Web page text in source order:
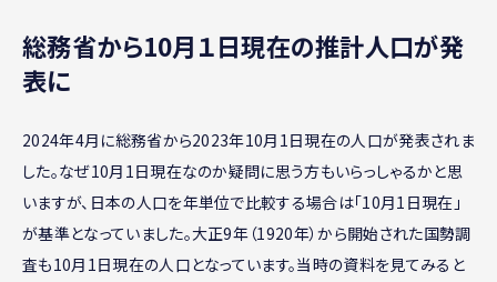
総務省から10月１日現在の推計人口が発
表に
2024年4月に総務省から2023年10月1日現在の人口が発表されま
した。なぜ10月1日現在なのか疑問に思う方もいらっしゃるかと思
いますが、日本の人口を年単位で比較する場合は「10月1日現在」
が基準となっていました。大正9年（1920年）から開始された国勢調
査も10月1日現在の人口となっています。当時の資料を見てみると